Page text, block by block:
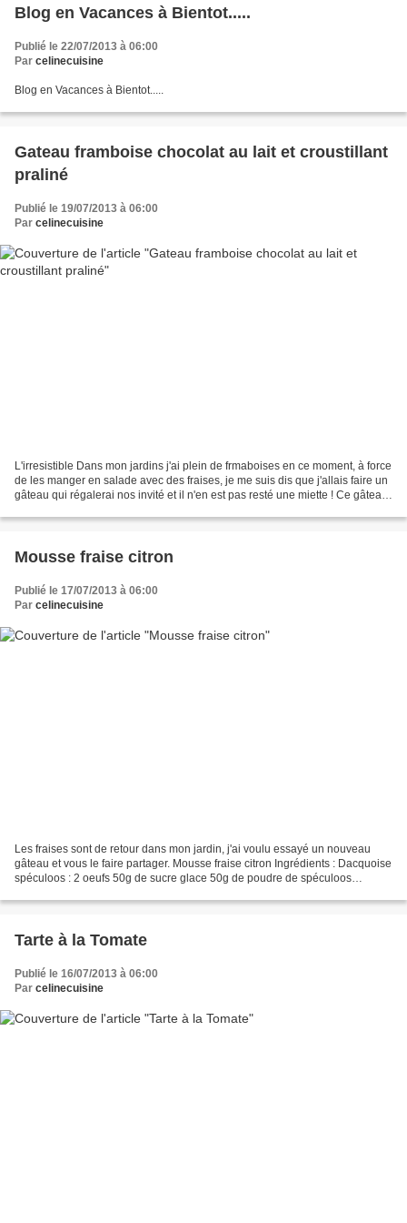
Blog en Vacances à Bientot.....
Publié le 22/07/2013 à 06:00
Par celinecuisine
Blog en Vacances à Bientot.....
Gateau framboise chocolat au lait et croustillant
praliné
Publié le 19/07/2013 à 06:00
Par celinecuisine
L'irresistible Dans mon jardins j'ai plein de frmaboises en ce moment, à force
de les manger en salade avec des fraises, je me suis dis que j'allais faire un
gâteau qui régalerai nos invité et il n'en est pas resté une miette ! Ce gâteau
Mousse fraise citron
Publié le 17/07/2013 à 06:00
Par celinecuisine
Les fraises sont de retour dans mon jardin, j'ai voulu essayé un nouveau
gâteau et vous le faire partager. Mousse fraise citron Ingrédients : Dacquoise
spéculoos : 2 oeufs 50g de sucre glace 50g de poudre de spéculoos
Tarte à la Tomate
Publié le 16/07/2013 à 06:00
Par celinecuisine